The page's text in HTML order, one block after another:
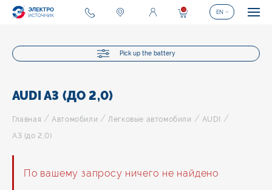
Pick up the battery
AUDI A3 (ДО 2,0)
Главная /Автомобили /Легковые автомобили / AUDI /
A3 (до 2,0)
По вашему запросу ничего не найдено
0 EN